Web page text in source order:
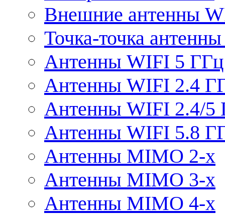
Внешние антенны
Точка-точка
Антенны WIFI 5 ГГц
Антенны WIFI 2.4
Антенны WIFI 2.4/5
Антенны WIFI 5.8
Антенны MIMO 2-x
Антенны MIMO 3-x
Антенны MIMO 4-x